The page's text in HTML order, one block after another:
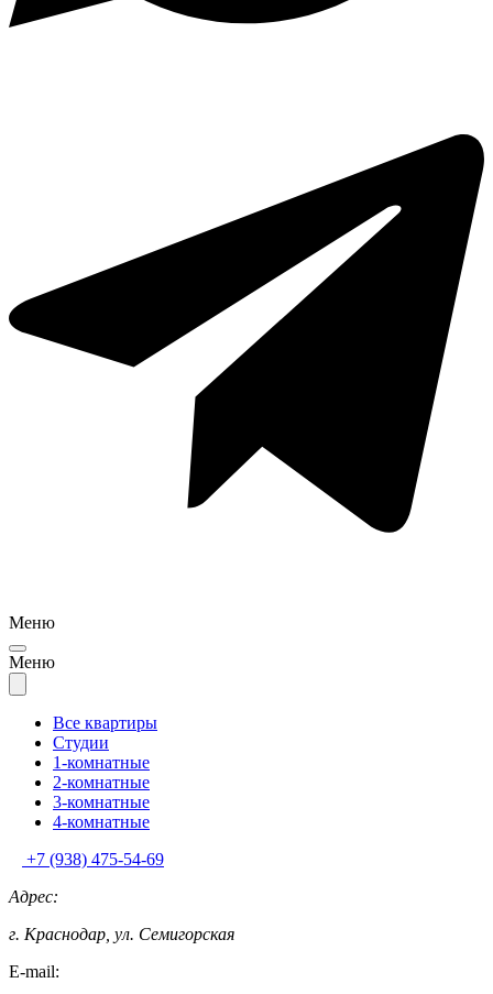
Меню
Меню
Все квартиры
Студии
1-комнатные
2-комнатные
3-комнатные
4-комнатные
+7 (938) 475-54-69
Адрес:
г. Краснодар, ул. Семигорская
E-mail: